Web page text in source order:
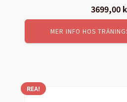
3699,00
MER INFO HOS
REA!